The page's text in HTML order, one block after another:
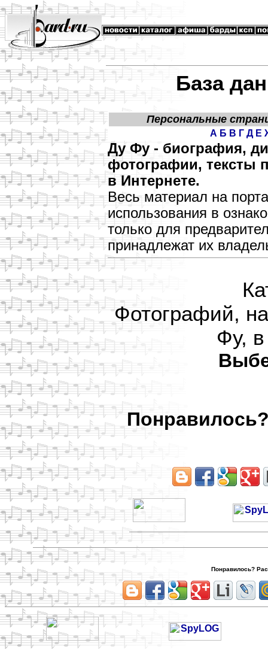
База
Персональные
А Б В Г Д Е
Ду Фу - биография,
фотографии, тексты
в Интернете.
Весь материал на
использования в
только для
принадлежат их
Фотографий,
Фу, в
Понравилось?